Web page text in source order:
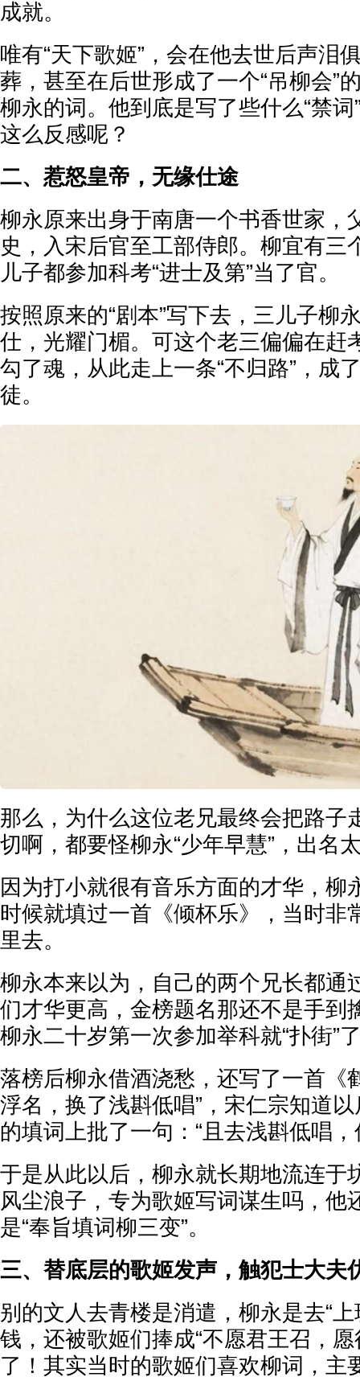
成就。
唯有“天下歌姬”，会在他去世后声泪
葬，甚至在后世形成了一个“吊柳会”
柳永的词。他到底是写了些什么“禁
这么反感呢？
二、惹怒皇帝，无缘仕途
柳永原来出身于南唐一个书香世家，
史，入宋后官至工部侍郎。柳宜有三
儿子都参加科考“进士及第”当了官。
按照原来的“剧本”写下去，三儿子柳
仕，光耀门楣。可这个老三偏偏在赶
勾了魂，从此走上一条“不归路”，成
徒。
那么，为什么这位老兄最终会把路子
切啊，都要怪柳永“少年早慧”，出名
因为打小就很有音乐方面的才华，柳
时候就填过一首《倾杯乐》，当时非
里去。
柳永本来以为，自己的两个兄长都通
们才华更高，金榜题名那还不是手到
柳永二十岁第一次参加举科就“扑街”
落榜后柳永借酒浇愁，还写了一首《
浮名，换了浅斟低唱”，宋仁宗知道
的填词上批了一句：“且去浅斟低唱，
于是从此以后，柳永就长期地流连于
风尘浪子，专为歌姬写词谋生吗，他
是“奉旨填词柳三变”。
三、替底层的歌姬发声，触犯士大夫
别的文人去青楼是消遣，柳永是去“
钱，还被歌姬们捧成“不愿君王召，
了！其实当时的歌姬们喜欢柳词，主